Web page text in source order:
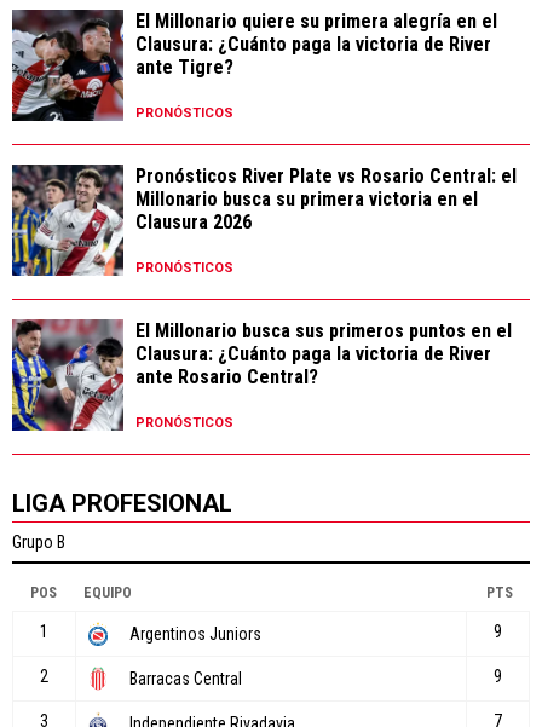
El Millonario quiere su primera alegría en el
Clausura: ¿Cuánto paga la victoria de River
ante Tigre?
PRONÓSTICOS
Pronósticos River Plate vs Rosario Central: el
Millonario busca su primera victoria en el
Clausura 2026
PRONÓSTICOS
El Millonario busca sus primeros puntos en el
Clausura: ¿Cuánto paga la victoria de River
ante Rosario Central?
PRONÓSTICOS
LIGA PROFESIONAL